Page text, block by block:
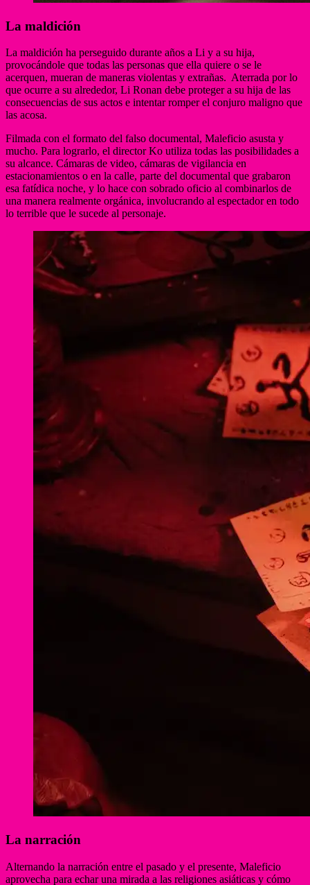
La maldición
La maldición ha perseguido durante años a Li y a su hija,
provocándole que todas las personas que ella quiere o se le
acerquen, mueran de maneras violentas y extrañas. Aterrada por lo
que ocurre a su alrededor, Li Ronan debe proteger a su hija de las
consecuencias de sus actos e intentar romper el conjuro maligno que
las acosa.
Filmada con el formato del falso documental, Maleficio asusta y
mucho. Para lograrlo, el director Ko utiliza todas las posibilidades a
su alcance. Cámaras de video, cámaras de vigilancia en
estacionamientos o en la calle, parte del documental que grabaron
esa fatídica noche, y lo hace con sobrado oficio al combinarlos de
una manera realmente orgánica, involucrando al espectador en todo
lo terrible que le sucede al personaje.
La narración
Alternando la narración entre el pasado y el presente, Maleficio
aprovecha para echar una mirada a las religiones asiáticas y cómo